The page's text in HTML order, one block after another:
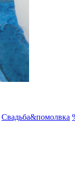
Свадьба&помолвка